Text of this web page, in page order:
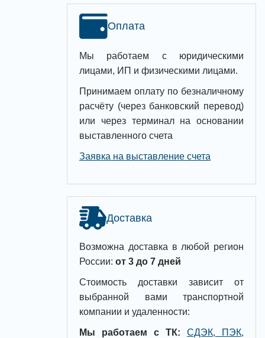
Оплата
Мы работаем с юридическими
лицами, ИП и физическими лицами.
Принимаем оплату по безналичному
расчёту (через банковский перевод)
или через терминал на основании
выставленного счета
Заявка на выставление счета
Доставка
Возможна доставка в любой регион
России: от 3 до 7 дней
Стоимость доставки зависит от
выбранной вами транспортной
компании и удаленности:
Мы работаем с ТК:
СДЭК, ПЭК,